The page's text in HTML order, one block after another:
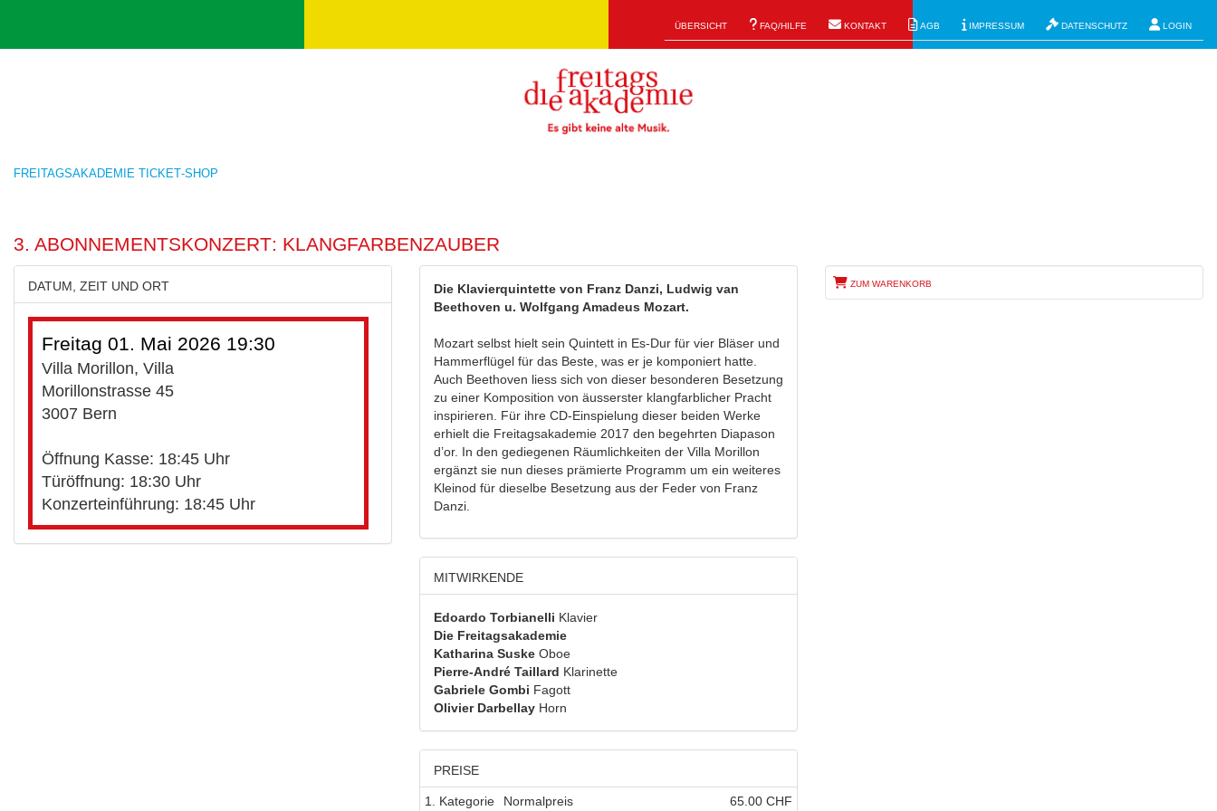
Übersicht FAQ/Hilfe Kontakt AGB Impressum Datenschutz Login
Freitagsakademie Ticket-Shop
3. Abonnementskonzert: Klangfarbenzauber
Datum, Zeit und Ort
Freitag 01. Mai 2026 19:30
Villa Morillon, Villa
Morillonstrasse 45
3007 Bern
Öffnung Kasse: 18:45 Uhr
Türöffnung: 18:30 Uhr
Konzerteinführung: 18:45 Uhr
Die Klavierquintette von Franz Danzi, Ludwig van
Beethoven u. Wolfgang Amadeus Mozart.
Mozart selbst hielt sein Quintett in Es-Dur für vier Bläser und
Hammerflügel für das Beste, was er je komponiert hatte.
Auch Beethoven liess sich von dieser besonderen Besetzung
zu einer Komposition von äusserster klangfarblicher Pracht
inspirieren. Für ihre CD-Einspielung dieser beiden Werke
erhielt die Freitagsakademie 2017 den begehrten Diapason
d’or. In den gediegenen Räumlichkeiten der Villa Morillon
ergänzt sie nun dieses prämierte Programm um ein weiteres
Kleinod für dieselbe Besetzung aus der Feder von Franz
Danzi.
Mitwirkende
Edoardo Torbianelli Klavier
Die Freitagsakademie
Katharina Suske Oboe
Pierre-André Taillard Klarinette
Gabriele Gombi Fagott
Olivier Darbellay Horn
Preise
1. Kategorie Normalpreis 65.00 CHF
Zum Warenkorb